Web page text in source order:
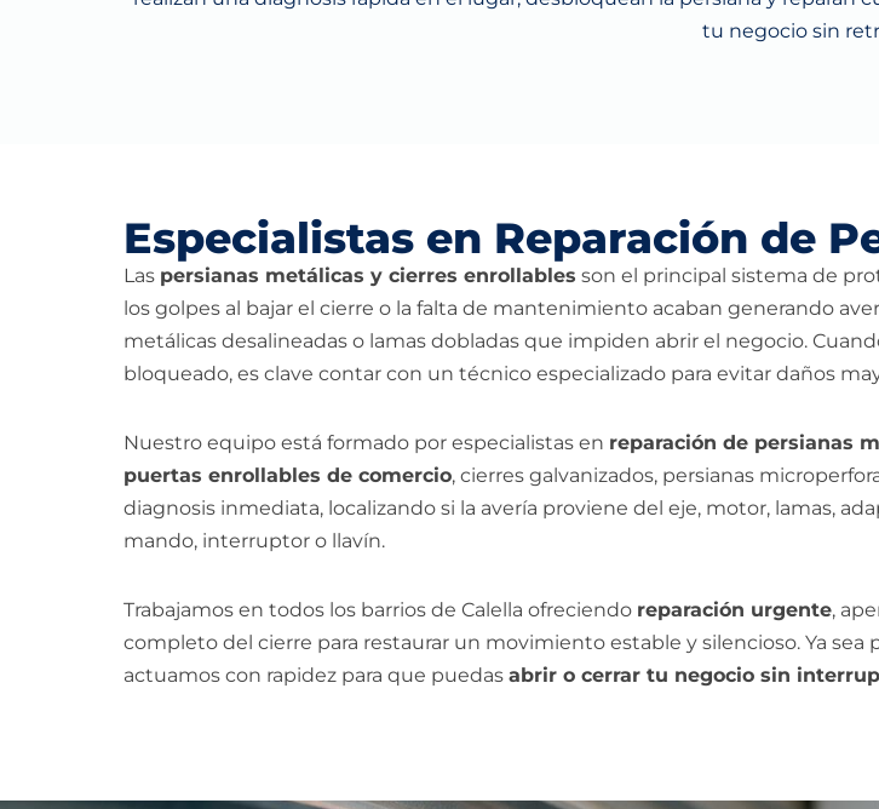
tu negocio sin
Especialistas en Reparación de
Las persianas metálicas y cierres enrollables son el principal sistema de
los golpes al bajar el cierre o la falta de mantenimiento acaban generando
metálicas desalineadas o lamas dobladas que impiden abrir el negocio.
bloqueado, es clave contar con un técnico especializado para evitar daños
Nuestro equipo está formado por especialistas en reparación de persianas
puertas enrollables de comercio, cierres galvanizados, persianas
diagnosis inmediata, localizando si la avería proviene del eje, motor, lamas,
mando, interruptor o llavín.
Trabajamos en todos los barrios de Calella ofreciendo reparación urgente,
completo del cierre para restaurar un movimiento estable y silencioso. Ya sea
actuamos con rapidez para que puedas abrir o cerrar tu negocio sin